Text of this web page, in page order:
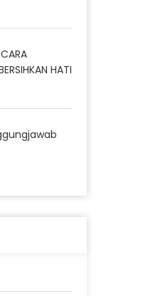
HATI